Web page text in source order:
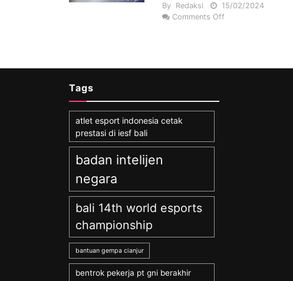
By Redaksi
15/02/2024
Comments Off
Tags
atlet esport indonesia cetak
prestasi di iesf bali
badan intelijen
negara
bali 14th world esports
championship
bantuan gempa cianjur
bentrok pekerja pt gni berakhir